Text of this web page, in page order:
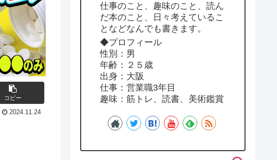
コピー
2024.11.24
仕事のこと、趣味のこと、読ん
だ本のこと、日々考えているこ
となどなんでも書きます。
◆プロフィール
性別：男
年齢：２５歳
出身：大阪
仕事：営業職3年目
趣味：筋トレ、読書、美術鑑賞